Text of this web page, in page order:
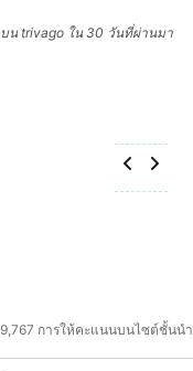
น trivago ใน 30 วันที่ผ่านมา
การให้คะแนนบนไซต์ชั้นนำ